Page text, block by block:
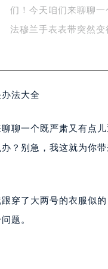
盐城金融城写字楼1号
号置地商务中心东塔
号世茂天际中心写字楼
道998号绿地双子塔
号华润中心写字楼（
万菱汇国际中心写字楼
号华润大厦写字楼17
路7号华贸大厦写字楼1
1号恒力城写字楼15层03
们！今天咱们来聊聊
法穆兰手表表带突然
法大全
聊一个既严肃又有
？别急，我这就为你
穿了大两号的衣服似
题。